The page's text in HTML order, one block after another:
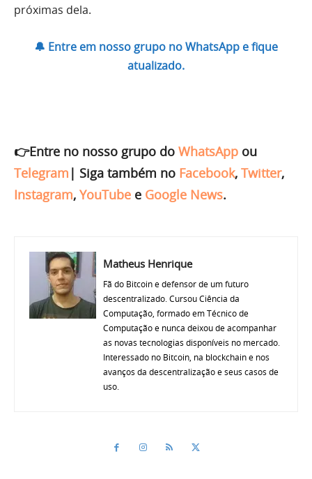
próximas dela.
🔔 Entre em nosso grupo no WhatsApp e fique
atualizado.
👉Entre no nosso grupo do WhatsApp ou
Telegram | Siga também no Facebook, Twitter,
Instagram, YouTube e Google News.
Matheus Henrique
Fã do Bitcoin e defensor de um futuro
descentralizado. Cursou Ciência da
Computação, formado em Técnico de
Computação e nunca deixou de acompanhar
as novas tecnologias disponíveis no mercado.
Interessado no Bitcoin, na blockchain e nos
avanços da descentralização e seus casos de
uso.